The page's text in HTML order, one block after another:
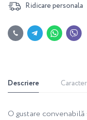
Ridicare personala
Descriere
O gustare